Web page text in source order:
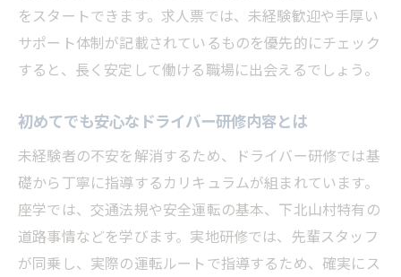
をスタートできます。求人票では、未経験歓迎や手厚い
サポート体制が記載されているものを優先的にチェック
すると、長く安定して働ける職場に出会えるでしょう。
初めてでも安心なドライバー研修内容とは
未経験者の不安を解消するため、ドライバー研修では基
礎から丁寧に指導するカリキュラムが組まれています。
座学では、交通法規や安全運転の基本、下北山村特有の
道路事情などを学びます。実地研修では、先輩スタッフ
が同乗し、実際の運転ルートで指導するため、確実にス